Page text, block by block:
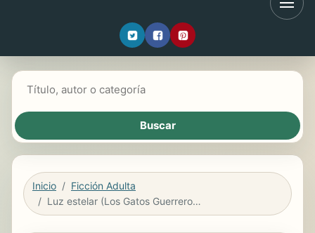
Inicio
Ficción Adulta
Luz estelar (Los Gatos Guerreros | La Nueva Profecía 4)